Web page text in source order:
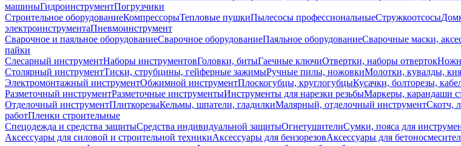
машиныГидроинструментПогрузчики
Строительное оборудованиеКомпрессорыТепловые пушкиПылесосы профессиональныеСтружкоотсосы
электроинструментаПневмоинструмент
Сварочное и паяльное оборудованиеСварочное оборудованиеПаяльное оборудованиеСварочные маски,
пайки
Слесарный инструментНаборы инструментовГоловки, битыГаечные ключиОтвертки, наборы отверток
Столярный инструментТиски, струбцины, гейферные зажимыРучные пилы, ножовкиМолотки, кувалды,
Электромонтажный инструментОбжимной инструментПлоскогубцы, круглогубцыКусачки, болторезы,
Разметочный инструментРазметочные инструментыИнструменты для нарезки резьбыМаркеры, карандаши
Отделочный инструментПлиткорезыКельмы, шпатели, гладилкиМалярный, отделочный инструментСкотч,
работПленки строительные
Спецодежда и средства защитыСредства индивидуальной защитыОгнетушителиСумки, пояса для
Аксессуары для силовой и строительной техникиАксессуары для бензорезовАксессуары для